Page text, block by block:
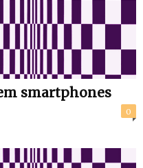
smartphones
0